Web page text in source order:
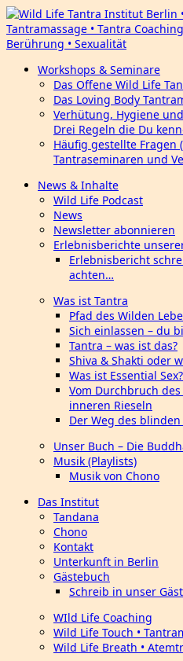
Workshops & Seminare
Das Offene Wild Life
Das Loving Body
Verhütung, Hygiene
Drei Regeln die Du
Häufig gestellte Fragen
Tantraseminaren und
News & Inhalte
Wild Life Podcast
News
Newsletter abonnieren
Erlebnisberichte
Erlebnisbericht
achten…
Was ist Tantra
Pfad des Wilden
Sich einlassen – du
Tantra – was ist das?
Shiva & Shakti oder
Was ist Essential Sex?
Vom Durchbruch
inneren Rieseln
Der Weg des
Unser Buch – Die
Musik (Playlists)
Musik von Chono
Das Institut
Tandana
Chono
Kontakt
Unterkunft in Berlin
Gästebuch
Schreib in unser
WIld Life Coaching
Wild Life Touch •
Wild Life Breath •